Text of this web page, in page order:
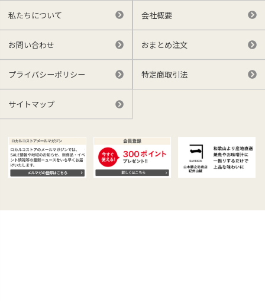
私たちについて 会社概要
お問い合わせ おまとめ注文
プライバシーポリシー 特定商取引法
サイトマップ